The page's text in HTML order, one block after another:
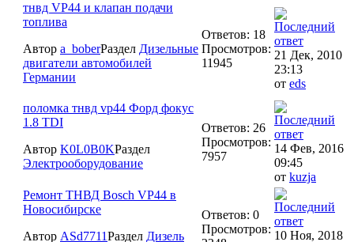
тнвд VP44 и клапан подачи
топлива
Автор a_boberРаздел Дизельные
двигатели автомобилей
Германии
Ответов: 18
Просмотров:
11945
21 Дек, 2010
23:13
от eds
поломка тнвд vp44 Форд фокус
1.8 TDI
Автор K0L0B0KРаздел
Электрооборудование
Ответов: 26
Просмотров:
7957
14 Фев, 2016
09:45
от kuzja
Ремонт ТНВД Bosch VP44 в
Новосибирске
Автор ASd7711Раздел Дизель
Ответов: 0
Просмотров: 10 Ноя, 2018